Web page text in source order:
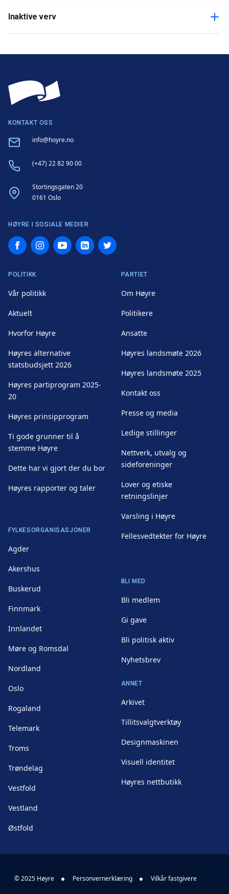
Inaktive verv
KONTAKT OSS
Email info@hoyre.no
Phone(+47) 22 82 90 00
AddressStortingsgaten 20
0161 Oslo
HØYRE I SOSIALE MEDIER
FacebookInstagramYouTubeLinkedInTwitter
POLITIKK
Vår politikk
Aktuelt
Hvorfor Høyre
Høyres alternative
statsbudsjett 2026
Høyres partiprogram 2025-
20
Høyres prinsipprogram
Ti gode grunner til å
stemme Høyre
Dette har vi gjort der du bor
Høyres rapporter og taler
PARTIET
Om Høyre
Politikere
Ansatte
Høyres landsmøte 2026
Høyres landsmøte 2025
Kontakt oss
Presse og media
Ledige stillinger
Nettverk, utvalg og
sideforeninger
Lover og etiske
retningslinjer
Varsling i Høyre
Fellesvedtekter for Høyre
FYLKESORGANISASJONER
Agder
Akershus
Buskerud
Finnmark
Innlandet
Møre og Romsdal
Nordland
Oslo
Rogaland
Telemark
Troms
Trøndelag
Vestfold
Vestland
Østfold
BLI MED
Bli medlem
Gi gave
Bli politisk aktiv
Nyhetsbrev
ANNET
Arkivet
Tillitsvalgtverktøy
Designmaskinen
Visuell identitet
Høyres nettbutikk
© 2025 Høyre Personvernerklæring Vilkår fastgivere